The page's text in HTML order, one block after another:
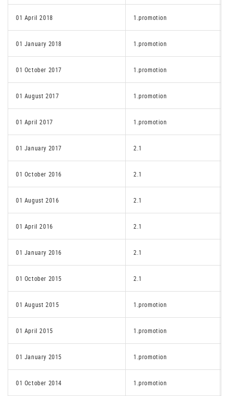
01 April 2018 1.promotion
01 January 2018 1.promotion
01 October 2017 1.promotion
01 August 2017 1.promotion
01 April 2017 1.promotion
01 January 2017 2.1
01 October 2016 2.1
01 August 2016 2.1
01 April 2016 2.1
01 January 2016 2.1
01 October 2015 2.1
01 August 2015 1.promotion
01 April 2015 1.promotion
01 January 2015 1.promotion
01 October 2014 1.promotion